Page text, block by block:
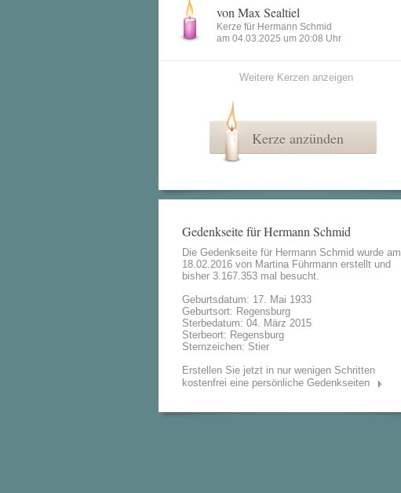
von Max Sealtiel
Kerze für Hermann Schmid
am 04.03.2025 um 20:08 Uhr
Weitere Kerzen anzeigen
Kerze anzünden
Gedenkseite für Hermann Schmid
Die Gedenkseite für Hermann Schmid wurde am
18.02.2016 von Martina Führmann erstellt und
bisher 3.167.353 mal besucht.
Geburtsdatum: 17. Mai 1933
Geburtsort: Regensburg
Sterbedatum: 04. März 2015
Sterbeort: Regensburg
Sternzeichen: Stier
Erstellen Sie jetzt in nur wenigen Schritten
kostenfrei eine persönliche Gedenkseiten